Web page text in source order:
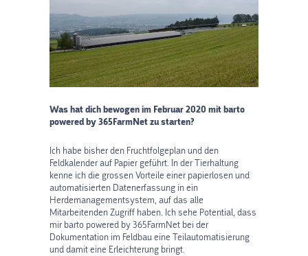
Was hat dich bewogen im Februar 2020 mit barto
powered by 365FarmNet zu starten?
Ich habe bisher den Fruchtfolgeplan und den
Feldkalender auf Papier geführt. In der Tierhaltung
kenne ich die grossen Vorteile einer papierlosen und
automatisierten Datenerfassung in ein
Herdemanagementsystem, auf das alle
Mitarbeitenden Zugriff haben. Ich sehe Potential, dass
mir barto powered by 365FarmNet bei der
Dokumentation im Feldbau eine Teilautomatisierung
und damit eine Erleichterung bringt.